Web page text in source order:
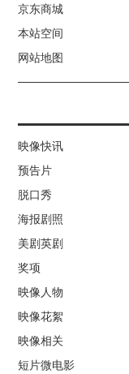
京东商城
本站空间
网站地图
映像快讯
预告片
脱口秀
海报剧照
美剧英剧
奖项
映像人物
映像花絮
映像相关
短片微电影